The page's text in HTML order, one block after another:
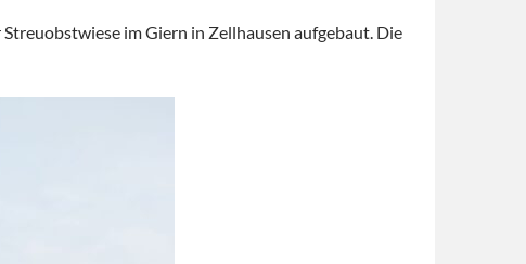
im Giern in Zellhausen aufgebaut. Die